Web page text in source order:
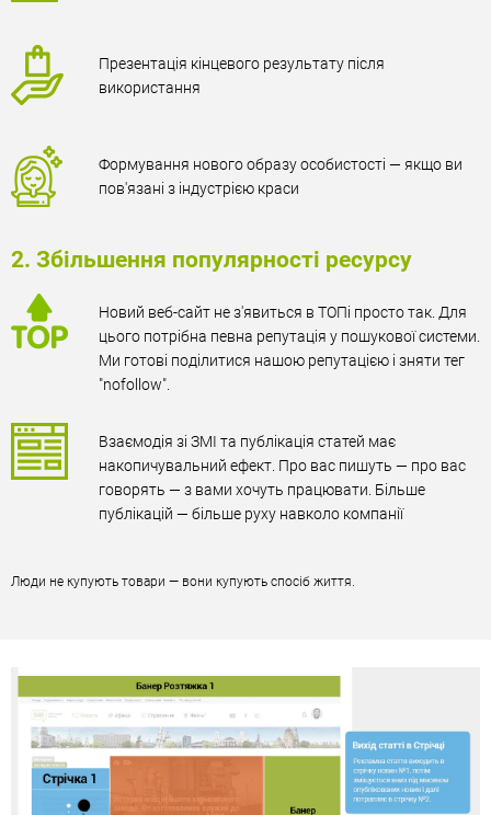
Презентація кінцевого результату після
використання
Формування нового образу особистості — якщо ви
пов'язані з індустрією краси
2. Збільшення популярності ресурсу
Новий веб-сайт не з'явиться в ТОПі просто так. Для
цього потрібна певна репутація у пошукової системи.
Ми готові поділитися нашою репутацією і зняти тег
"nofollow".
Взаємодія зі ЗМІ та публікація статей має
накопичувальний ефект. Про вас пишуть — про вас
говорять — з вами хочуть працювати. Більше
публікацій — більше руху навколо компанії
Люди не купують товари — вони купують спосіб життя.